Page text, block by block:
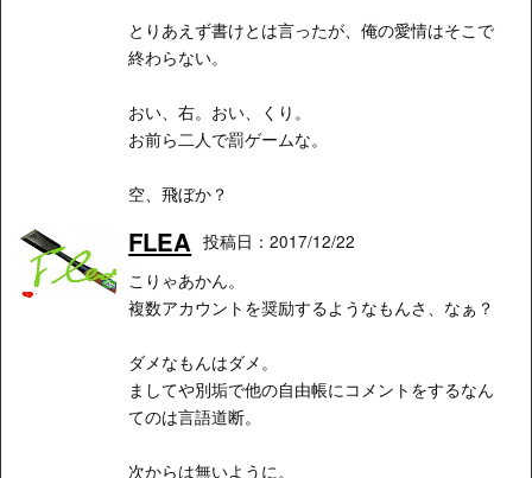
とりあえず書けとは言ったが、俺の愛情はそこで
終わらない。
おい、右。おい、くり。
お前ら二人で罰ゲームな。
空、飛ぼか？
FLEA 投稿日：2017/12/22
こりゃあかん。
複数アカウントを奨励するようなもんさ、なぁ？
ダメなもんはダメ。
ましてや別垢で他の自由帳にコメントをするなん
てのは言語道断。
次からは無いように。